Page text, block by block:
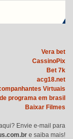
Vera bet
CassinoPix
Bet 7k
acg18.net
Virtuais
programa em brasil
Baixar Filmes
Envie e-mail para
e saiba mais!